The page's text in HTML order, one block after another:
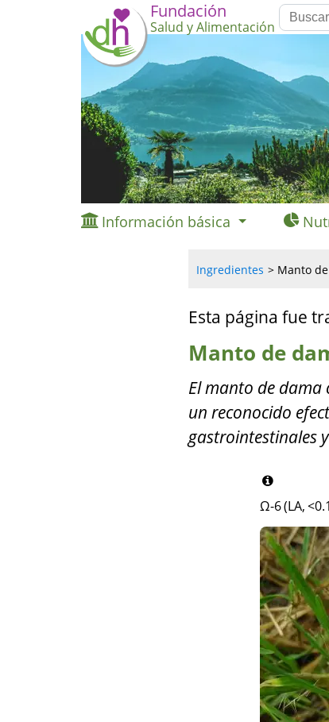
Fundación
Salud y Alimentación
Información básica
Ingredientes Manto
Esta página fue
Manto de
El manto de dama
un reconocido
gastrointestinales
Ω-6 (LA,